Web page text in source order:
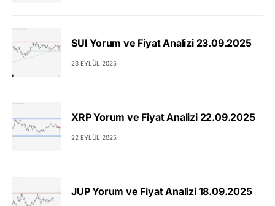
SUI Yorum ve Fiyat Analizi 23.09.2025
23 EYLÜL 2025
XRP Yorum ve Fiyat Analizi 22.09.2025
22 EYLÜL 2025
JUP Yorum ve Fiyat Analizi 18.09.2025